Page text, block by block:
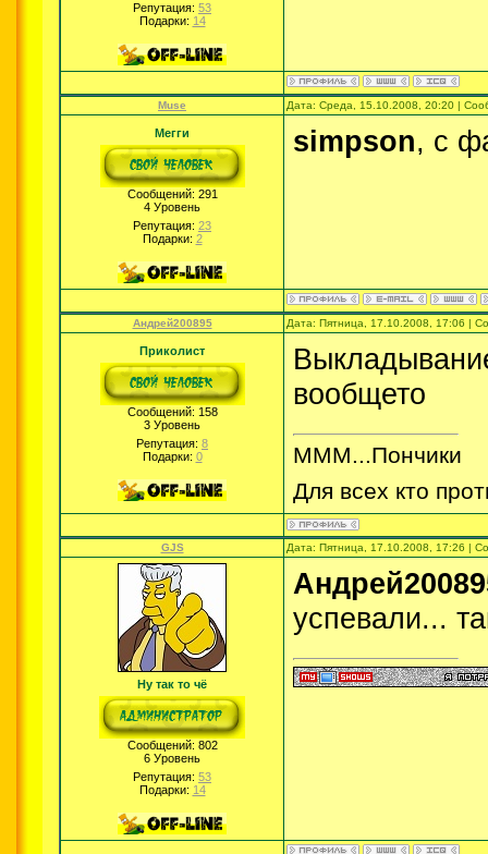
Репутация: 53
Подарки: 14
Muse Дата: Среда, 15.10.2008, 20:20 |
Мегги
Сообщений: 291
4 Уровень
Репутация: 23
Подарки: 2
simpson, с
Андрей200895 Дата: Пятница, 17.10.2008, 17:06 |
Приколист
Сообщений: 158
3 Уровень
Репутация: 8
Подарки: 0
вообщето
МММ...Пончики
Для всех кто
GJS Дата: Пятница, 17.10.2008, 17:26 |
Ну так то чё
Сообщений: 802
6 Уровень
Репутация: 53
Подарки: 14
успевали...